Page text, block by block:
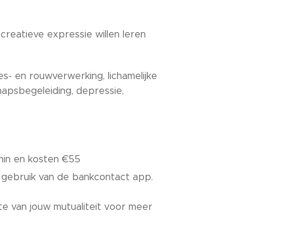
expressie willen leren
en rouwverwerking, lichamelijke
depressie,
en kosten €55
van de bankcontact app.
van jouw mutualiteit voor meer